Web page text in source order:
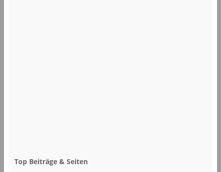
Top Beiträge & Seiten